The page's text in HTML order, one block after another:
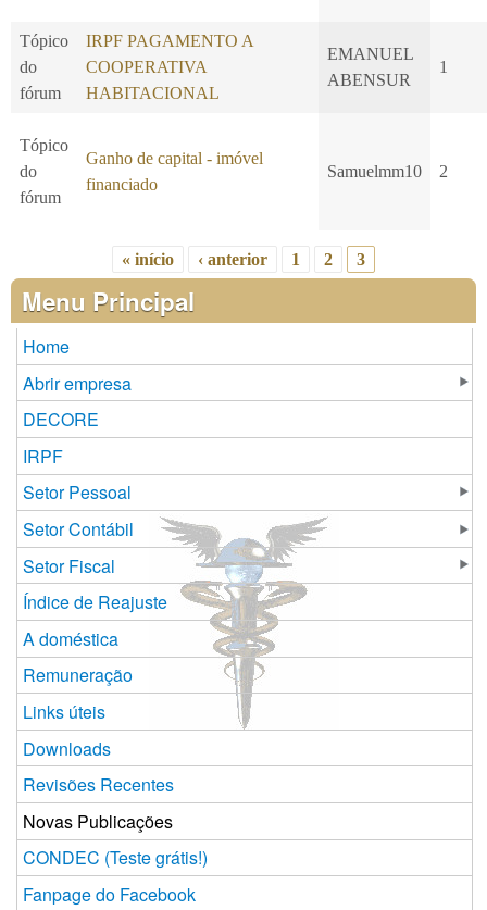
Tópico
do
fórum
IRPF PAGAMENTO A
COOPERATIVA
HABITACIONAL
EMANUEL
ABENSUR
1
Tópico
do
fórum
Ganho de capital - imóvel
financiado
Samuelmm10 2
Páginas
« início ‹ anterior 1 2 3
Menu Principal
Home
Abrir empresa
DECORE
IRPF
Setor Pessoal
Setor Contábil
Setor Fiscal
Índice de Reajuste
A doméstica
Remuneração
Links úteis
Downloads
Revisões Recentes
Novas Publicações
CONDEC (Teste grátis!)
Fanpage do Facebook